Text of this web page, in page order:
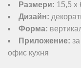
Размери: 15,5 x
Дизайн:
Форма:
Приложение:
офис кухня